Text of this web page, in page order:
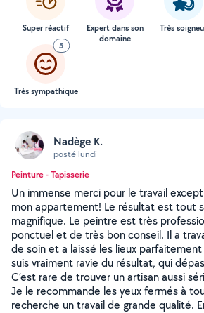
Super réactif
Expert dans son
domaine
Très
5
Très sympathique
Nadège K.
posté lundi
Peinture - Tapisserie
Un immense merci pour le travail
mon appartement! Le résultat est tout
magnifique. Le peintre est très
ponctuel et de très bon conseil. Il a
de soin et a laissé les lieux
suis vraiment ravie du résultat, qui
C’est rare de trouver un artisan aussi
Je le recommande les yeux fermés à
recherche un travail de grande qualité.